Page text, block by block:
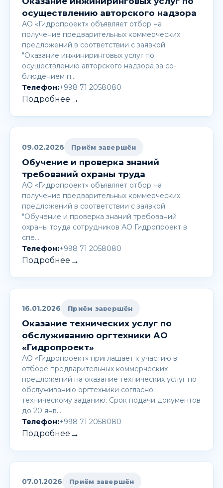
осуществлению авторского надзора
АО «Гидропроект» объявляет отбор на
получение предварительных коммерческих
предложений в соответствии с заявкой:
"Оказание инжиниринговых услуг по
осуществлению авторского надзора за со-
блюдением п…
Телефон:+998 71 2058080
Подробнее →
09.02.2026 Приём завершён
Обучение и проверка знаний
требований охраны труда
АО «Гидропроект» объявляет отбор на
получение предварительных коммерческих
предложений в соответствии с заявкой:
"Обучение и проверка знаний требований
охраны труда сотрудников АО Гидропроект в
спе…
Телефон:+998 71 2058080
Подробнее →
16.01.2026 Приём завершён
Оказание технических услуг по
обслуживанию оргтехники АО
«Гидропроект»
АО «Гидропроект» приглашает к участию в
отборе предварительных коммерческих
предложений на оказание технических услуг по
обслуживанию оргтехники согласно
техническому заданию. Срок подачи документов
до 20 янв…
Телефон:+998 71 2058080
Подробнее →
07.01.2026 Приём завершён